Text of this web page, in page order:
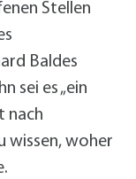
Stellen
Baldes
sei es „ein
nach
wissen, woher